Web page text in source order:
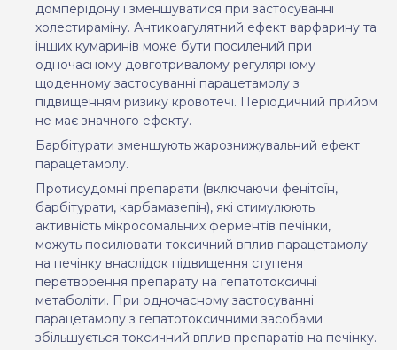
домперідону і зменшуватися при застосуванні
холестираміну. Антикоагулятний ефект варфарину та
інших кумаринів може бути посилений при
одночасному довготривалому регулярному
щоденному застосуванні парацетамолу з
підвищенням ризику кровотечі. Періодичний прийом
не має значного ефекту.
Барбітурати зменшують жарознижувальний ефект
парацетамолу.
Протисудомні препарати (включаючи фенітоїн,
барбітурати, карбамазепін), які стимулюють
активність мікросомальних ферментів печінки,
можуть посилювати токсичний вплив парацетамолу
на печінку внаслідок підвищення ступеня
перетворення препарату на гепатотоксичні
метаболіти. При одночасному застосуванні
парацетамолу з гепатотоксичними засобами
збільшується токсичний вплив препаратів на печінку.